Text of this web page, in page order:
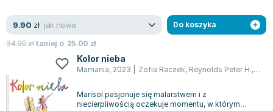
ks. Piotr Pawlukiewicz
Jarosław Sokołowski
Piotr Latocha
Michael Scott
Piotr Semka
Jarosław Iwaszkiewicz
9.90 zł jak nowa
34.90złtaniej o 25.00 zł
Do koszyka
Kolor nieba
Mamania, 2023 Zofia Raczek, Reynolds Peter H.,
Marisol pasjonuje się malarstwem i z
niecierpliwością oczekuje momentu, w którym